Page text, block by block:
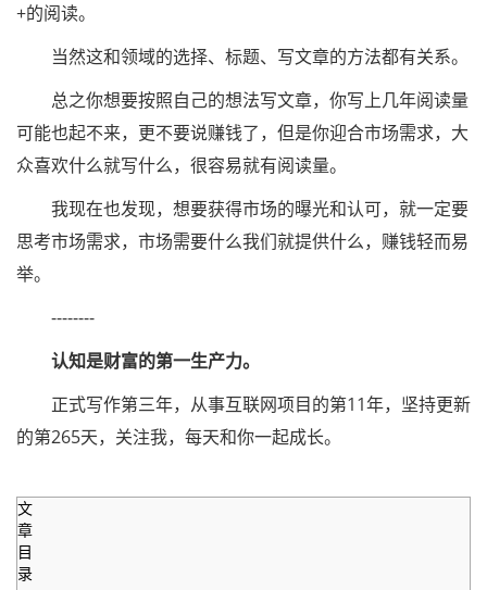
+的阅读。
当然这和领域的选择、标题、写文章的方法都有关系。
总之你想要按照自己的想法写文章，你写上几年阅读量
可能也起不来，更不要说赚钱了，但是你迎合市场需求，大
众喜欢什么就写什么，很容易就有阅读量。
我现在也发现，想要获得市场的曝光和认可，就一定要
思考市场需求，市场需要什么我们就提供什么，赚钱轻而易
举。
--------
认知是财富的第一生产力。
正式写作第三年，从事互联网项目的第11年，坚持更新
的第265天，关注我，每天和你一起成长。
文
章
目
录